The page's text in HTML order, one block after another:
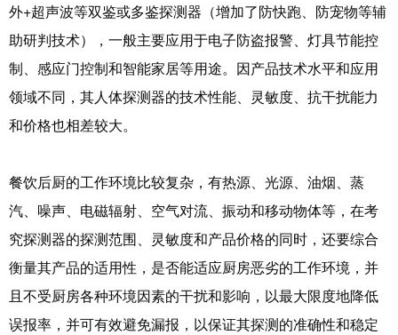
外+超声波等双鉴或多鉴探测器（增加了防快跑、防宠物等辅
助研判技术），一般主要应用于电子防盗报警、灯具节能控
制、感应门控制和智能家居等用途。因产品技术水平和应用
领域不同，其人体探测器的技术性能、灵敏度、抗干扰能力
和价格也相差较大。
餐饮后厨的工作环境比较复杂，有热源、光源、油烟、蒸
汽、噪声、电磁辐射、空气对流、振动和移动物体等，在考
究探测器的探测范围、灵敏度和产品价格的同时，还要综合
衡量其产品的适用性，是否能适应厨房恶劣的工作环境，并
且不受厨房各种环境因素的干扰和影响，以最大限度地降低
误报率，并可有效避免漏报，以保证其探测的准确性和稳定